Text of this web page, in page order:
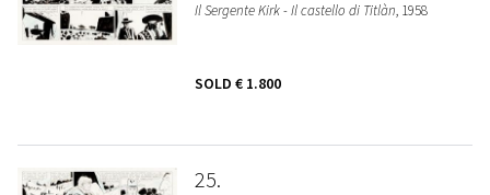
Il Sergente Kirk - Il castello di Titlàn, 1958
SOLD € 1.800
25